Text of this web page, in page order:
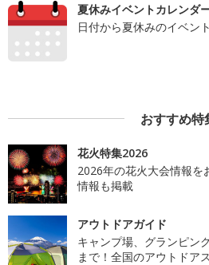
夏休みイベントカレンダ
日付から夏休みのイベン
おすすめ特
花火特集2026
2026年の花火大会情報を
情報も掲載
アウトドアガイド
キャンプ場、グランピン
まで！全国のアウトドア